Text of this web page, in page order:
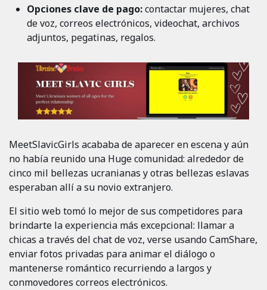
Opciones clave de pago:contactar mujeres, chat
de voz, correos electrónicos, videochat, archivos
adjuntos, pegatinas, regalos.
MeetSlavicGirls acababa de aparecer en escena y aún
no había reunido una Huge comunidad: alrededor de
cinco mil bellezas ucranianas y otras bellezas eslavas
esperaban allí a su novio extranjero.
El sitio web tomó lo mejor de sus competidores para
brindarte la experiencia más excepcional: llamar a
chicas a través del chat de voz, verse usando CamShare,
enviar fotos privadas para animar el diálogo o
mantenerse romántico recurriendo a largos y
conmovedores correos electrónicos.